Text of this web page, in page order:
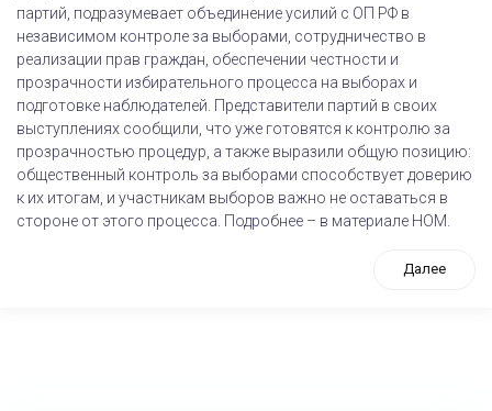
партий, подразумевает объединение усилий с ОП РФ в
независимом контроле за выборами, сотрудничество в
реализации прав граждан, обеспечении честности и
прозрачности избирательного процесса на выборах и
подготовке наблюдателей. Представители партий в своих
выступлениях сообщили, что уже готовятся к контролю за
прозрачностью процедур, а также выразили общую позицию:
общественный контроль за выборами способствует доверию
к их итогам, и участникам выборов важно не оставаться в
стороне от этого процесса. Подробнее – в материале НОМ.
Далее